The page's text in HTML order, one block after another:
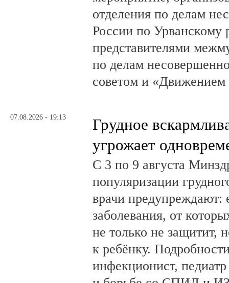
отделения по делам
России по Урванскому
представителями
по делам
советом и
07.08.2026 - 19:13
Грудное
угрожает
С 3 по 9 августа
популяризации
врачи предупреждают:
заболевания, от
не только не защитит,
к ребёнку.
инфекционист,